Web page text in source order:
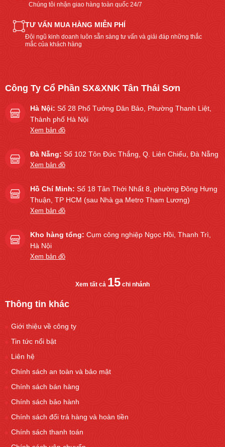
Chúng tôi nhận giao hàng toàn quốc 24/7
TƯ VẤN MUA HÀNG MIỄN PHÍ
Đội ngũ kinh doanh luôn sẵn sàng tư vấn và giải đáp những thắc
mắc của khách hàng
Công Ty Cổ Phần SX&XNK Tân Thái Sơn
Hà Nội: Số 28 Phố Tưởng Dân Bảo, Phường Thanh Liệt,
Thành phố Hà Nội
Xem bản đồ
Đà Nẵng: Số 102 Tôn Đức Thắng, Q. Liên Chiểu, Đà Nẵng
Xem bản đồ
Hồ Chí Minh: Số 18 Tân Thới Nhất 8, phường Đông Hưng
Thuận, TP HCM (sau Nhà ga Metro Tham Lương)
Xem bản đồ
Kho hàng tổng: Cụm công nghiệp Ngọc Hồi, Thanh Trì,
Hà Nội
Xem bản đồ
Xem tất cả 15 chi nhánh
Thông tin khác
Giới thiệu về công ty
Tin tức nổi bật
Liên hệ
Chính sách an toàn và bảo mật
Chính sách bán hàng
Chính sách bảo hành
Chính sách đổi trả hàng và hoàn tiền
Chính sách thanh toán